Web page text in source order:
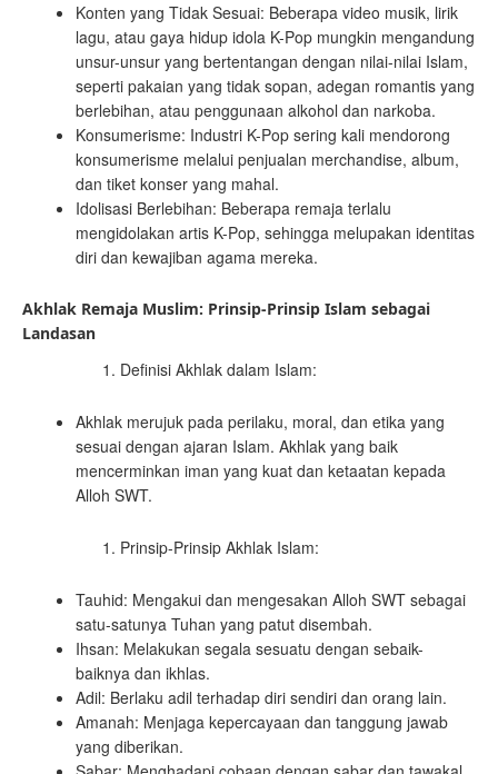
Konten yang Tidak Sesuai: Beberapa video musik, lirik
lagu, atau gaya hidup idola K-Pop mungkin mengandung
unsur-unsur yang bertentangan dengan nilai-nilai Islam,
seperti pakaian yang tidak sopan, adegan romantis yang
berlebihan, atau penggunaan alkohol dan narkoba.
Konsumerisme: Industri K-Pop sering kali mendorong
konsumerisme melalui penjualan merchandise, album,
dan tiket konser yang mahal.
Idolisasi Berlebihan: Beberapa remaja terlalu
mengidolakan artis K-Pop, sehingga melupakan identitas
diri dan kewajiban agama mereka.
Akhlak Remaja Muslim: Prinsip-Prinsip Islam sebagai
Landasan
Definisi Akhlak dalam Islam:
Akhlak merujuk pada perilaku, moral, dan etika yang
sesuai dengan ajaran Islam. Akhlak yang baik
mencerminkan iman yang kuat dan ketaatan kepada
Alloh SWT.
Prinsip-Prinsip Akhlak Islam:
Tauhid: Mengakui dan mengesakan Alloh SWT sebagai
satu-satunya Tuhan yang patut disembah.
Ihsan: Melakukan segala sesuatu dengan sebaik-
baiknya dan ikhlas.
Adil: Berlaku adil terhadap diri sendiri dan orang lain.
Amanah: Menjaga kepercayaan dan tanggung jawab
yang diberikan.